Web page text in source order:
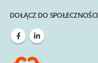
DOŁĄCZ DO SPOŁECZNOŚCI